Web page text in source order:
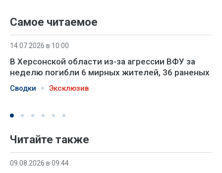
Самое читаемое
14.07.2026 в 10:00
В Херсонской области из-за агрессии ВФУ за
неделю погибли 6 мирных жителей, 36 раненых
Сводки Эксклюзив
Читайте также
09.08.2026 в 09:44